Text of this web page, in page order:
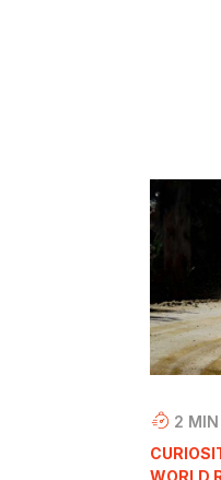
2 MIN